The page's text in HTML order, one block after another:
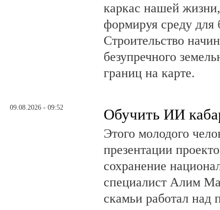
каркас нашей
формируя среду
Строительство
безупречного
границ на карте.
09.08.2026 - 09:52 Обучить ИИ
Этого молодого
презентации
сохранение
специалист Алим
скамьи работал над